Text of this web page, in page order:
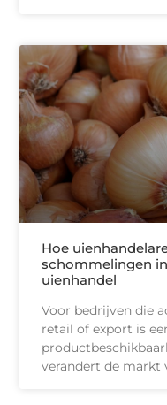
Hoe
schommelingen
uienhandel
Voor bedrijven die
retail of export is
verandert de markt